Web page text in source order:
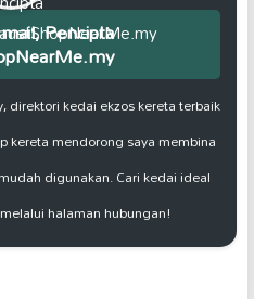
Pencipta
direktori kedai ekzos kereta terbaik
kereta mendorong saya membina
digunakan. Cari kedai ideal
halaman hubungan!